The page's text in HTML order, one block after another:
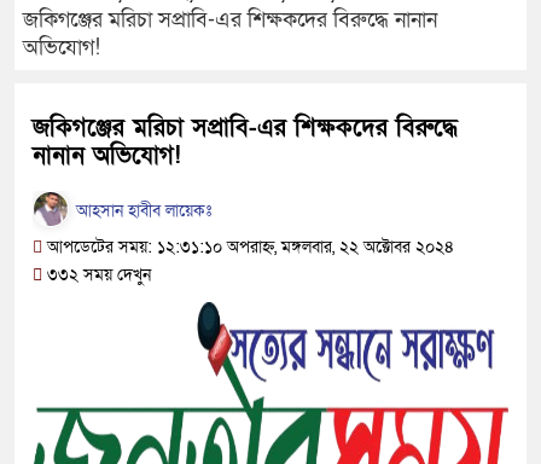
জকিগঞ্জের মরিচা সপ্রাবি-এর শিক্ষকদের বিরুদ্ধে নানান
অভিযোগ!
জকিগঞ্জের মরিচা সপ্রাবি-এর শিক্ষকদের বিরুদ্ধে
নানান অভিযোগ!
আহসান হাবীব লায়েকঃ
আপডেটের সময়: ১২:৩১:১০ অপরাহ্ন, মঙ্গলবার, ২২ অক্টোবর ২০২৪
৩৩২ সময় দেখুন